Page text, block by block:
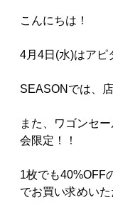
こんにちは！
4月4日(水)はアピ
SEASONでは、
また、ワゴンセ
会限定！！
1枚でも40%OFF
でお買い求めいた